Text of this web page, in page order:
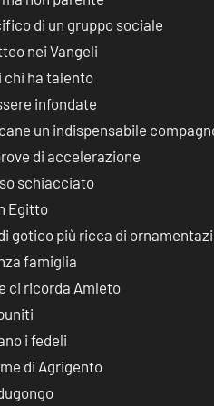
di un gruppo sociale
nei Vangeli
chi ha talento
infondate
un indispensabile
di accelerazione
schiacciato
Egitto
gotico più ricca di
famiglia
ci ricorda Amleto
i fedeli
di Agrigento